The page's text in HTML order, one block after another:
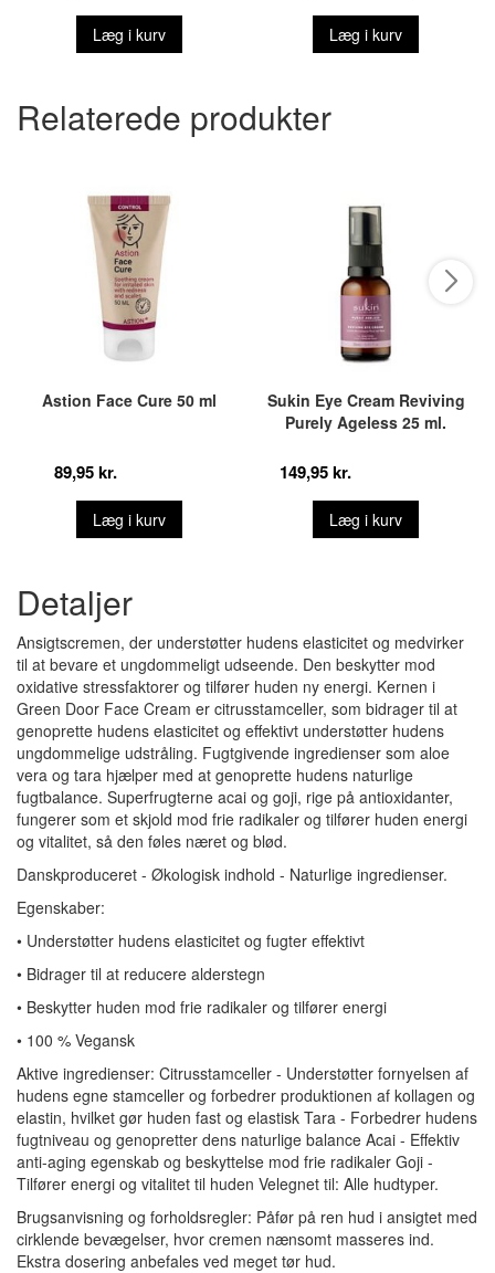
Læg i kurv Læg i kurv
Relaterede produkter
Astion Face Cure 50 ml
89,95 kr.
Læg i kurv
Sukin Eye Cream Reviving
Purely Ageless 25 ml.
149,95 kr.
Læg i kurv
Detaljer
Ansigtscremen, der understøtter hudens elasticitet og medvirker
til at bevare et ungdommeligt udseende. Den beskytter mod
oxidative stressfaktorer og tilfører huden ny energi. Kernen i
Green Door Face Cream er citrusstamceller, som bidrager til at
genoprette hudens elasticitet og effektivt understøtter hudens
ungdommelige udstråling. Fugtgivende ingredienser som aloe
vera og tara hjælper med at genoprette hudens naturlige
fugtbalance. Superfrugterne acai og goji, rige på antioxidanter,
fungerer som et skjold mod frie radikaler og tilfører huden energi
og vitalitet, så den føles næret og blød.
Danskproduceret - Økologisk indhold - Naturlige ingredienser.
Egenskaber:
• Understøtter hudens elasticitet og fugter effektivt
• Bidrager til at reducere alderstegn
• Beskytter huden mod frie radikaler og tilfører energi
• 100 % Vegansk
Aktive ingredienser: Citrusstamceller - Understøtter fornyelsen af
hudens egne stamceller og forbedrer produktionen af kollagen og
elastin, hvilket gør huden fast og elastisk Tara - Forbedrer hudens
fugtniveau og genopretter dens naturlige balance Acai - Effektiv
anti-aging egenskab og beskyttelse mod frie radikaler Goji -
Tilfører energi og vitalitet til huden Velegnet til: Alle hudtyper.
Brugsanvisning og forholdsregler: Påfør på ren hud i ansigtet med
cirklende bevægelser, hvor cremen nænsomt masseres ind.
Ekstra dosering anbefales ved meget tør hud.